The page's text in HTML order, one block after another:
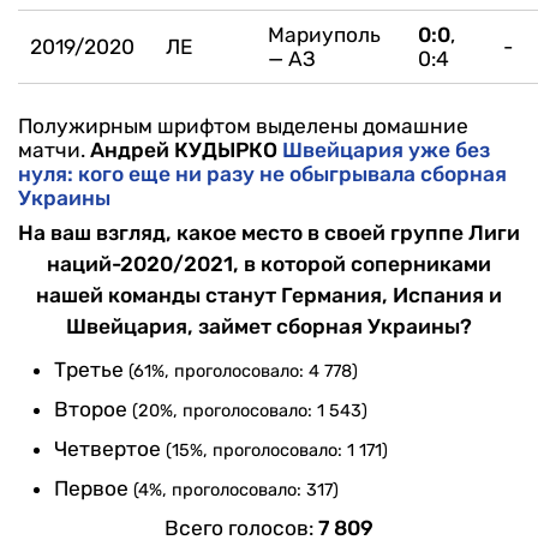
2019/2020 ЛЕ
Мариуполь
— АЗ
0:0,
0:4
-
Полужирным шрифтом выделены домашние
матчи. Андрей КУДЫРКО Швейцария уже без
нуля: кого еще ни разу не обыгрывала сборная
Украины
На ваш взгляд, какое место в своей группе Лиги
наций-2020/2021, в которой соперниками
нашей команды станут Германия, Испания и
Швейцария, займет сборная Украины?
Третье (61%, проголосовало: 4 778)
Второе (20%, проголосовало: 1 543)
Четвертое (15%, проголосовало: 1 171)
Первое (4%, проголосовало: 317)
Всего голосов: 7 809